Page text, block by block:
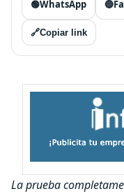
🟢WhatsApp 🔵
🔗Copiar link
La prueba